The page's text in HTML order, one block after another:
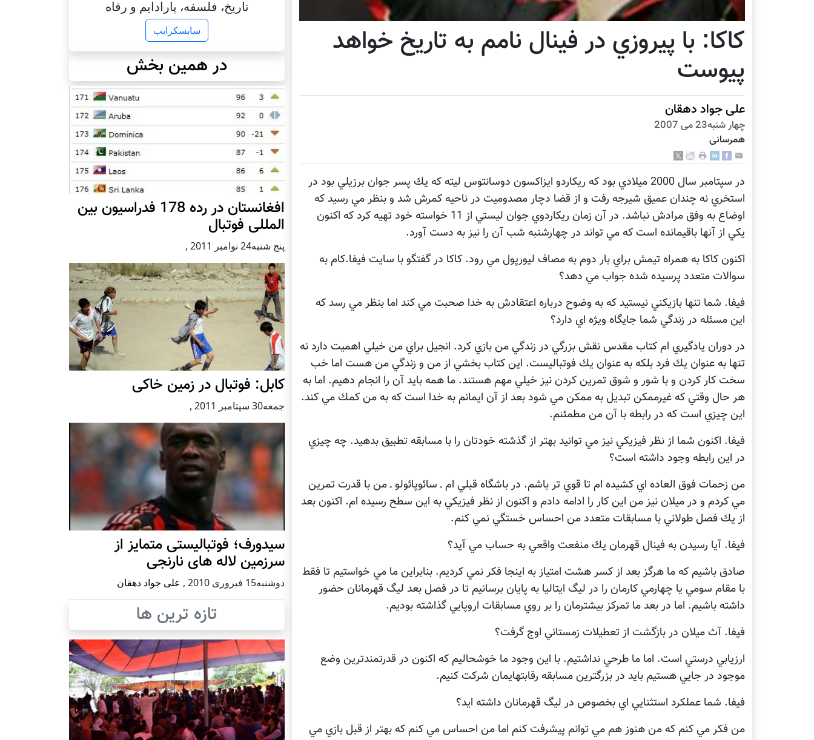
كاكا: با پيروزي در فينال نامم به تاريخ خواهد
پيوست
علی جواد دهقان
چهار شنبه23 می 2007
همرسانی
در سپتامبر سال 2000 ميلادي بود كه ريكاردو ايزاكسون دوسانتوس ليته كه يك پسر جوان برزيلي بود در
استخري نه چندان عميق شيرجه رفت و از قضا دچار مصدوميت در ناحيه كمرش شد و بنظر مي رسيد كه
اوضاع به وفق مرادش نباشد. در آن زمان ريكاردوي جوان ليستي از 11 خواسته خود تهيه كرد كه اكنون
يكي از آنها باقيمانده است كه مي تواند در چهارشنبه شب آن را نيز به دست آورد.
اكنون كاكا به همراه تيمش براي بار دوم به مصاف ليورپول مي رود. كاكا در گفتگو با سايت فيفا.كام به
سوالات متعدد پرسيده شده جواب مي دهد؟
فيفا. شما تنها بازيكني نيستيد كه به وضوح درباره اعتقادش به خدا صحبت مي كند اما بنظر مي رسد كه
اين مسئله در زندگي شما جايگاه ويژه اي دارد؟
در دوران يادگيري ام كتاب مقدس نقش بزرگي در زندگي من بازي كرد. انجيل براي من خيلي اهميت دارد نه
تنها به عنوان يك فرد بلكه به عنوان يك فوتباليست. اين كتاب بخشي از من و زندگي من هست اما خب
سخت كار كردن و با شور و شوق تمرين كردن نيز خيلي مهم هستند. ما همه بايد آن را انجام دهيم. اما به
هر حال وقتي كه غيرممكن تبديل به ممكن مي شود بعد از آن ايمانم به خدا است كه به من كمك مي كند.
اين چيزي است كه در رابطه با آن من مطمئنم.
فيفا. اكنون شما از نظر فيزيكي نيز مي توانيد بهتر از گذشته خودتان را با مسابقه تطبيق بدهيد. چه چيزي
در اين رابطه وجود داشته است؟
من زحمات فوق العاده اي كشيده ام تا قوي تر باشم. در باشگاه قبلي ام ـ سائوپائولو ـ من با قدرت تمرين
مي كردم و در ميلان نيز من اين كار را ادامه دادم و اكنون از نظر فيزيكي به اين سطح رسيده ام. اكنون بعد
از يك فصل طولاني با مسابقات متعدد من احساس خستگي نمي كنم.
فيفا. آيا رسيدن به فينال قهرمان يك منفعت واقعي به حساب مي آيد؟
صادق باشيم كه ما هرگز بعد از كسر هشت امتياز به اينجا فكر نمي كرديم. بنابراين ما مي خواستيم تا فقط
با مقام سومي يا چهارمي كارمان را در ليگ ايتاليا به پايان برسانيم تا در فصل بعد ليگ قهرمانان حضور
داشته باشيم. اما در بعد ما تمركز بيشترمان را بر روي مسابقات اروپايي گذاشته بوديم.
فيفا. آث ميلان در بازگشت از تعطيلات زمستاني اوج گرفت؟
ارزيابي درستي است. اما ما طرحي نداشتيم. با اين وجود ما خوشحاليم كه اكنون در قدرتمندترين وضع
موجود در جايي هستيم بايد در بزرگترين مسابقه رقابتهايمان شركت كنيم.
فيفا. شما عملكرد استثنايي اي بخصوص در ليگ قهرمانان داشته ايد؟
من فكر مي كنم كه من هنوز هم مي توانم پيشرفت كنم اما من احساس مي كنم كه بهتر از قبل بازي مي
تاریخ، فلسفه، پارادایم و رفاه
سابسکرایب
در همین بخش
افغانستان در رده 178 فدراسیون بین
المللی فوتبال
پنج شنبه24 نوامبر 2011 ,
کابل: فوتبال در زمین خاکی
جمعه30 سپتامبر 2011 ,
سیدورف؛ فوتبالیستی متمایز از
سرزمین لاله های نارنجی
دوشنبه15 فبروری 2010 , علی جواد دهقان
تازه ترین ها